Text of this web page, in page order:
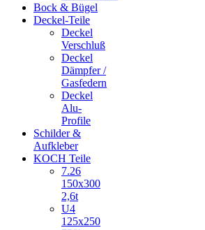
Bock & Bügel
Deckel-Teile
Deckel
Verschluß
Deckel
Dämpfer /
Gasfedern
Deckel
Alu-
Profile
Schilder &
Aufkleber
KOCH Teile
7.26
150x300
2,6t
U4
125x250